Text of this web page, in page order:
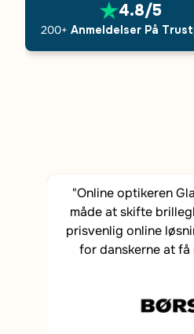
4.8/5
200+ Anmeldelser På
"Online optikeren
måde at skifte
prisvenlig online
for danskerne at